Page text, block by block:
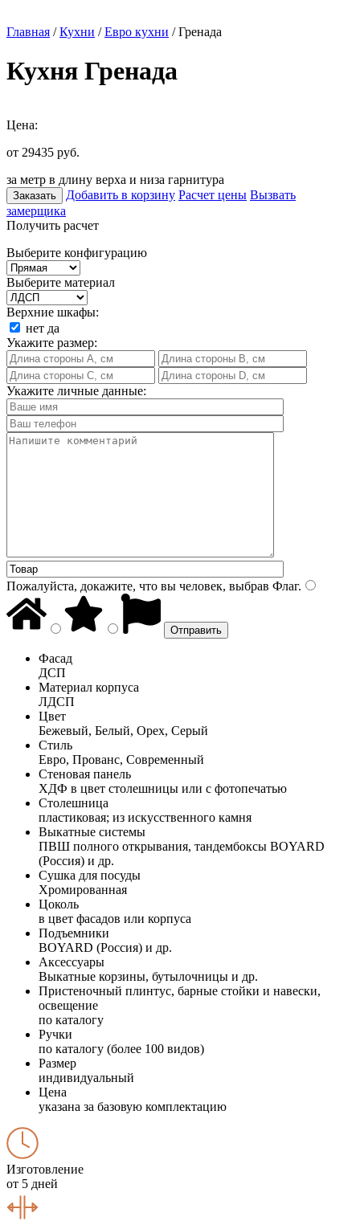
Главная /Кухни /Евро кухни / Гренада
Кухня Гренада
Цена:
от 29435 руб.
за метр в длину верха и низа гарнитура
Заказать Добавить в корзину Расчет цены Вызвать
замерщика
Получить расчет
Выберите конфигурацию
Выберите материал
Верхние шкафы:
нет да
Укажите размер:
Укажите личные данные:
Пожалуйста, докажите, что вы человек, выбрав Флаг.
Фасад
ДСП
Материал корпуса
ЛДСП
Цвет
Бежевый, Белый, Орех, Серый
Стиль
Евро, Прованс, Современный
Стеновая панель
ХДФ в цвет столешницы или с фотопечатью
Столешница
пластиковая; из искусственного камня
Выкатные системы
ПВШ полного открывания, тандембоксы BOYARD
(Россия) и др.
Сушка для посуды
Хромированная
Цоколь
в цвет фасадов или корпуса
Подъемники
BOYARD (Россия) и др.
Аксессуары
Выкатные корзины, бутылочницы и др.
Пристеночный плинтус, барные стойки и навески,
освещение
по каталогу
Ручки
по каталогу (более 100 видов)
Размер
индивидуальный
Цена
указана за базовую комплектацию
Изготовление
от 5 дней